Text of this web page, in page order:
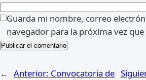
Guarda mi nombre, correo
navegador para la próxima vez
← Anterior: Convocatoria de